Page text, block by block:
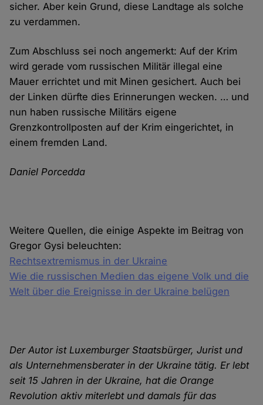
sicher. Aber kein Grund, diese Landtage als solche
zu verdammen.
Zum Abschluss sei noch angemerkt: Auf der Krim
wird gerade vom russischen Militär illegal eine
Mauer errichtet und mit Minen gesichert. Auch bei
der Linken dürfte dies Erinnerungen wecken. … und
nun haben russische Militärs eigene
Grenzkontrollposten auf der Krim eingerichtet, in
einem fremden Land.
Daniel Porcedda
Weitere Quellen, die einige Aspekte im Beitrag von
Gregor Gysi beleuchten:
Rechtsextremismus in der Ukraine
Wie die russischen Medien das eigene Volk und die
Welt über die Ereignisse in der Ukraine belügen
Der Autor ist Luxemburger Staatsbürger, Jurist und
als Unternehmensberater in der Ukraine tätig. Er lebt
seit 15 Jahren in der Ukraine, hat die Orange
Revolution aktiv miterlebt und damals für das